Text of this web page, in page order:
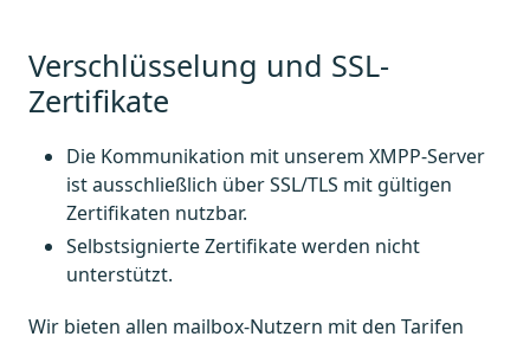
Verschlüsselung und SSL-
Zertifikate
Die Kommunikation mit unserem XMPP-Server
ist ausschließlich über SSL/TLS mit gültigen
Zertifikaten nutzbar.
Selbstsignierte Zertifikate werden nicht
unterstützt.
Wir bieten allen mailbox-Nutzern mit den Tarifen